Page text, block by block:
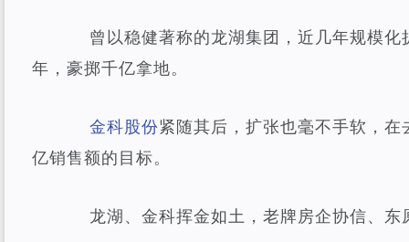
曾以稳健著称的龙湖集团，近几年规模化
年，豪掷千亿拿地。
金科股份紧随其后，扩张也毫不手软，
亿销售额的目标。
龙湖、金科挥金如土，老牌房企协信、东